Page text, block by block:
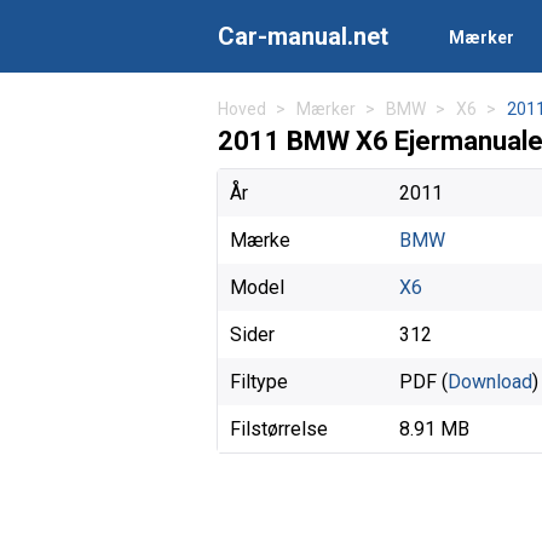
Car-manual.net Mærker
Hoved Mærker BMW X6
2011 BMW X6
År 2011
Mærke BMW
Model X6
Sider 312
Filtype PDF (Download)
Filstørrelse 8.91 MB